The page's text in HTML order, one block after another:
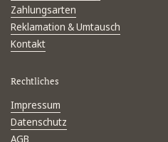
Zahlungsarten
Reklamation & Umtausch
Kontakt
Rechtliches
Impressum
Datenschutz
AGB